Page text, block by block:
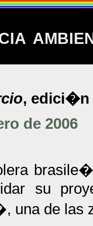
, edici�n
de 2006
su
una de las